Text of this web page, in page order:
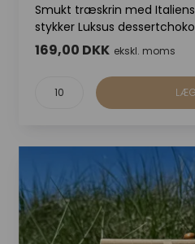
Smukt træskrin med
stykker Luksus
169,00 DKK ekskl. moms